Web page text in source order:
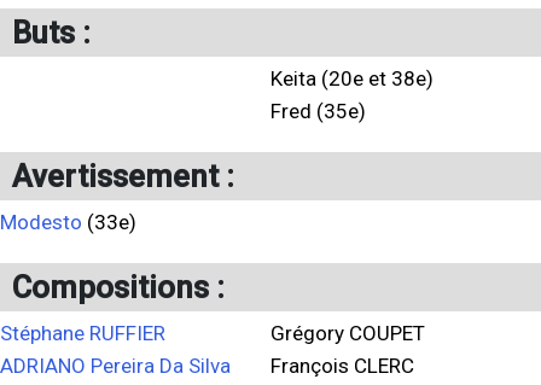
Buts :
Keita (20e et 38e)
Fred (35e)
Avertissement :
Modesto (33e)
Compositions :
Stéphane RUFFIER
ADRIANO Pereira Da Silva
Grégory COUPET
François CLERC